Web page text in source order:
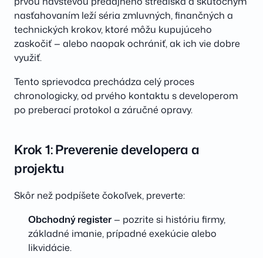
nasťahovaním leží séria zmluvných, finančných a
technických krokov, ktoré môžu kupujúceho
zaskočiť — alebo naopak ochrániť, ak ich vie dobre
využiť.
Tento sprievodca prechádza celý proces
chronologicky, od prvého kontaktu s developerom
po preberací protokol a záručné opravy.
Krok 1: Preverenie developera a
projektu
Skôr než podpíšete čokoľvek, preverte:
Obchodný register— pozrite si históriu firmy,
základné imanie, prípadné exekúcie alebo
likvidácie.